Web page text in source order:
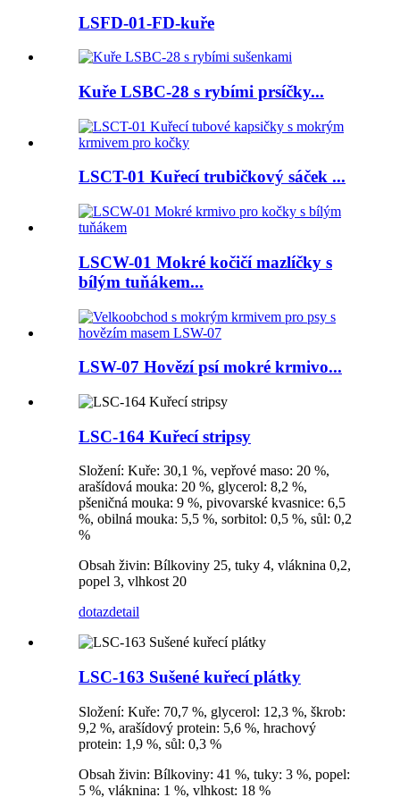
LSFD-01-FD-kuře
Kuře LSBC-28 s rybími prsíčky...
LSCT-01 Kuřecí trubičkový sáček ...
LSCW-01 Mokré kočičí mazlíčky s
bílým tuňákem...
LSW-07 Hovězí psí mokré krmivo...
LSC-164 Kuřecí stripsy
Složení: Kuře: 30,1 %, vepřové maso: 20 %,
arašídová mouka: 20 %, glycerol: 8,2 %,
pšeničná mouka: 9 %, pivovarské kvasnice: 6,5
%, obilná mouka: 5,5 %, sorbitol: 0,5 %, sůl: 0,2
%
Obsah živin: Bílkoviny 25, tuky 4, vláknina 0,2,
popel 3, vlhkost 20
dotazdetail
LSC-163 Sušené kuřecí plátky
Složení: Kuře: 70,7 %, glycerol: 12,3 %, škrob:
9,2 %, arašídový protein: 5,6 %, hrachový
protein: 1,9 %, sůl: 0,3 %
Obsah živin: Bílkoviny: 41 %, tuky: 3 %, popel:
5 %, vláknina: 1 %, vlhkost: 18 %